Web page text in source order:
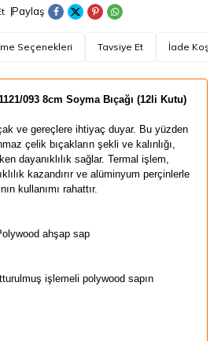
Paylaş
Seçenekleri Tavsiye Et İade
093 8cm Soyma Bıçağı (12li Kutu)​
ve gereçlere ihtiyaç duyar. Bu yüzden
çelik bıçakların şekli ve kalınlığı,
dayanıklılık sağlar. Termal işlem,
kazandırır ve alüminyum perçinlerle
kullanımı rahattır.
ahşap sap
işlemeli polywood sapın